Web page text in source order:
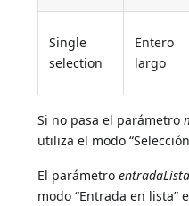
Single
selection
Entero
largo
Si no pasa el parámetro
utiliza el modo
El parámetroentradaLista
modo “Entrada en lista”